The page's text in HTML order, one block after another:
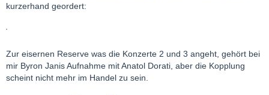
kurzerhand geordert:
Zur eisernen Reserve was die Konzerte 2 und 3 angeht, gehört bei
mir Byron Janis Aufnahme mit Anatol Dorati, aber die Kopplung
scheint nicht mehr im Handel zu sein.